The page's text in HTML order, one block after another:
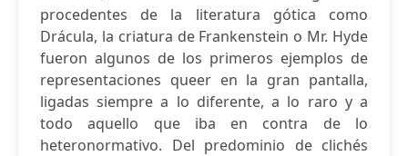
procedentes de la literatura gótica como
Drácula, la criatura de Frankenstein o Mr. Hyde
fueron algunos de los primeros ejemplos de
representaciones queer en la gran pantalla,
ligadas siempre a lo diferente, a lo raro y a
todo aquello que iba en contra de lo
heteronormativo. Del predominio de clichés